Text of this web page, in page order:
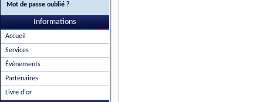
Mot de passe oublié ?
Informations
Accueil
Services
Événements
Partenaires
Livre d'or